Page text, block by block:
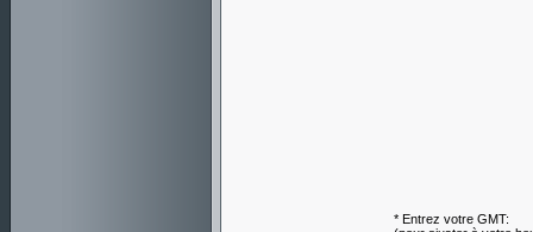
* Entrez votre GMT: